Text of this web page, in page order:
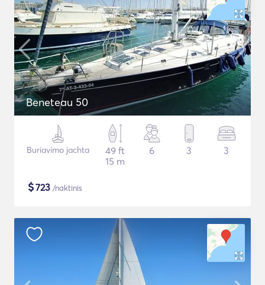
Beneteau 50
Buriavimo jachta
49 ft
15 m
6 3 3
$723 /naktinis